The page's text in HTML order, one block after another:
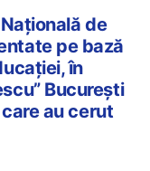
de
pe bază
în
București
au cerut